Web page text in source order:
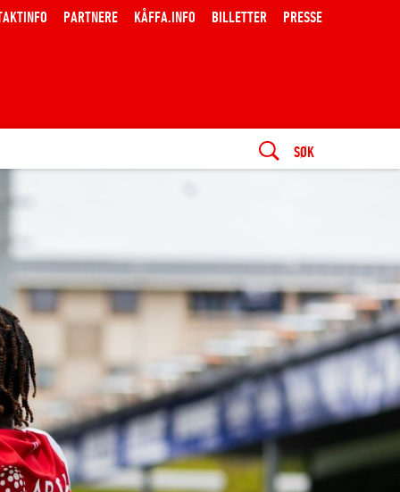
PARTNERE KÅFFA.INFO BILLETTER PRESSE
SØK